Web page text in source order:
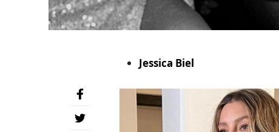
Jessica Biel